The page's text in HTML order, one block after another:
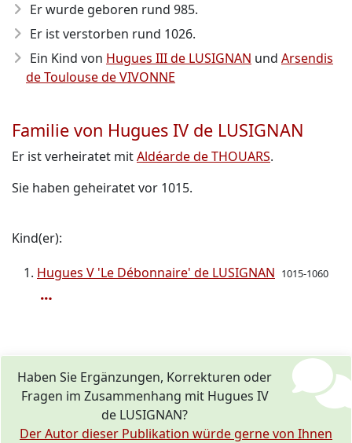
Er wurde geboren rund 985.
Er ist verstorben rund 1026.
Ein Kind von Hugues III de LUSIGNAN und Arsendis
de Toulouse de VIVONNE
Familie von Hugues IV de LUSIGNAN
Er ist verheiratet mitAldéarde de THOUARS.
Sie haben geheiratet vor 1015.
Kind(er):
Hugues V 'Le Débonnaire' de LUSIGNAN 1015-1060
Haben Sie Ergänzungen, Korrekturen oder
Fragen im Zusammenhang mit Hugues IV
de LUSIGNAN?
Der Autor dieser Publikation würde gerne von Ihnen